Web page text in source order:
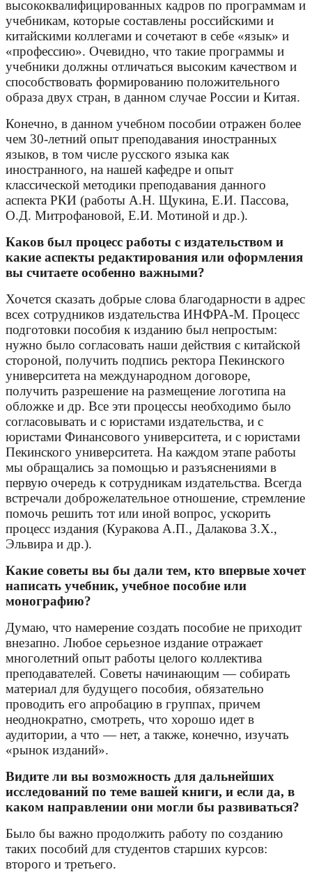
высококвалифицированных кадров по программам и
учебникам, которые составлены российскими и
китайскими коллегами и сочетают в себе «язык» и
«профессию». Очевидно, что такие программы и
учебники должны отличаться высоким качеством и
способствовать формированию положительного
образа двух стран, в данном случае России и Китая.
Конечно, в данном учебном пособии отражен более
чем 30-летний опыт преподавания иностранных
языков, в том числе русского языка как
иностранного, на нашей кафедре и опыт
классической методики преподавания данного
аспекта РКИ (работы А.Н. Щукина, Е.И. Пассова,
О.Д. Митрофановой, Е.И. Мотиной и др.).
Каков был процесс работы с издательством и
какие аспекты редактирования или оформления
вы считаете особенно важными?
Хочется сказать добрые слова благодарности в адрес
всех сотрудников издательства ИНФРА-М. Процесс
подготовки пособия к изданию был непростым:
нужно было согласовать наши действия с китайской
стороной, получить подпись ректора Пекинского
университета на международном договоре,
получить разрешение на размещение логотипа на
обложке и др. Все эти процессы необходимо было
согласовывать и с юристами издательства, и с
юристами Финансового университета, и с юристами
Пекинского университета. На каждом этапе работы
мы обращались за помощью и разъяснениями в
первую очередь к сотрудникам издательства. Всегда
встречали доброжелательное отношение, стремление
помочь решить тот или иной вопрос, ускорить
процесс издания (Куракова А.П., Далакова З.Х.,
Эльвира и др.).
Какие советы вы бы дали тем, кто впервые хочет
написать учебник, учебное пособие или
монографию?
Думаю, что намерение создать пособие не приходит
внезапно. Любое серьезное издание отражает
многолетний опыт работы целого коллектива
преподавателей. Советы начинающим — собирать
материал для будущего пособия, обязательно
проводить его апробацию в группах, причем
неоднократно, смотреть, что хорошо идет в
аудитории, а что — нет, а также, конечно, изучать
«рынок изданий».
Видите ли вы возможность для дальнейших
исследований по теме вашей книги, и если да, в
каком направлении они могли бы развиваться?
Было бы важно продолжить работу по созданию
таких пособий для студентов старших курсов:
второго и третьего.